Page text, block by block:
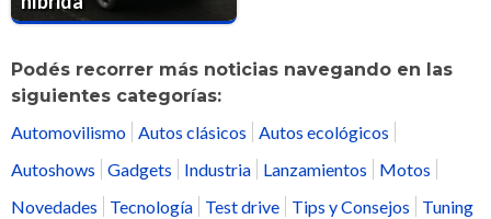
Podés recorrer más noticias navegando en las
siguientes categorías:
Automovilismo Autos clásicos
Autos ecológicos
Autoshows
Gadgets Industria Lanzamientos
Motos
Novedades
Tecnología Test drive Tips y Consejos Tuning